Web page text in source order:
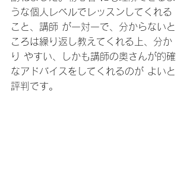
うな個人レベルでレッスンしてくれる
こと、講師 が一対一で、分からないと
ころは繰り返し教えてくれる上、分か
り やすい、しかも講師の奥さんが的確
なアドバイスをしてくれるのが よいと
評判です。